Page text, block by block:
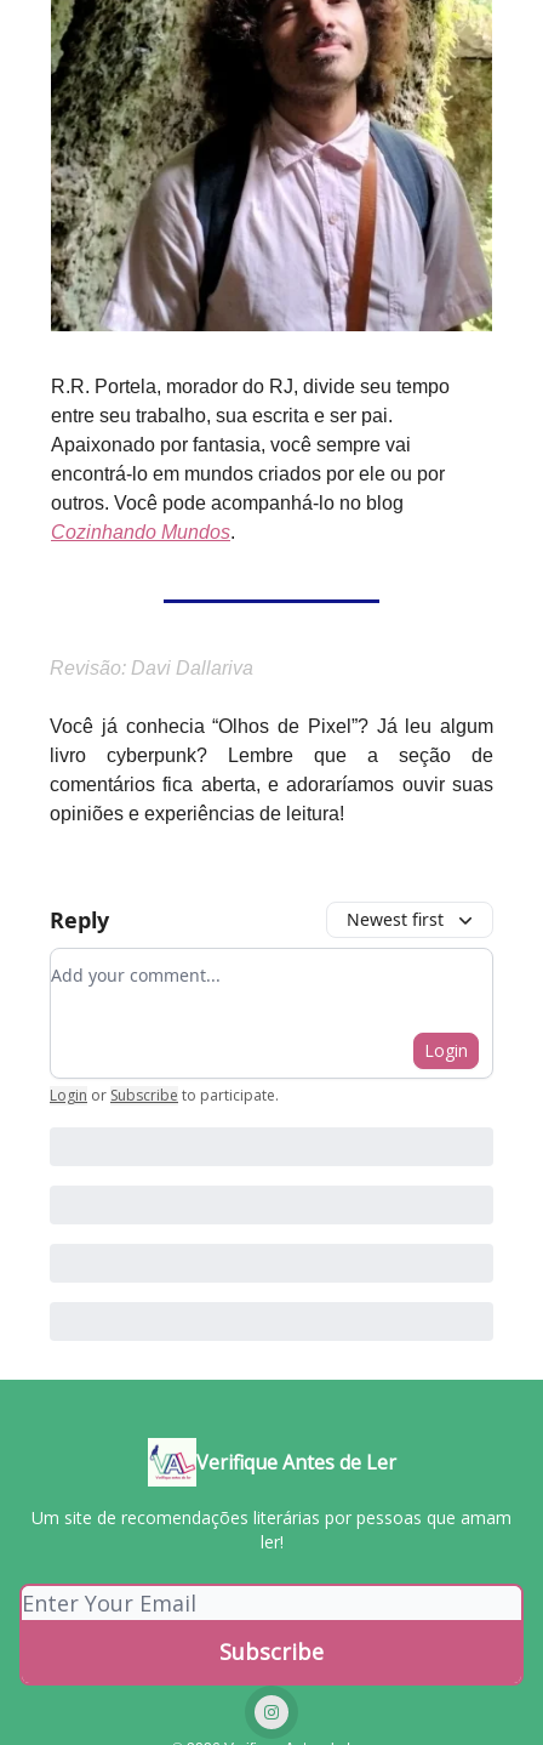
R.R. Portela, morador do RJ, divide seu tempo
entre seu trabalho, sua escrita e ser pai.
Apaixonado por fantasia, você sempre vai
encontrá-lo em mundos criados por ele ou por
outros. Você pode acompanhá-lo no blog
Cozinhando Mundos.
Revisão: Davi Dallariva
Você já conhecia “Olhos de Pixel”? Já leu algum
livro cyberpunk? Lembre que a seção de
comentários fica aberta, e adoraríamos ouvir suas
opiniões e experiências de leitura!
Reply Newest first
Add your comment
Login
Login or Subscribe to participate.
Verifique Antes de Ler
Um site de recomendações literárias por pessoas que amam
ler!